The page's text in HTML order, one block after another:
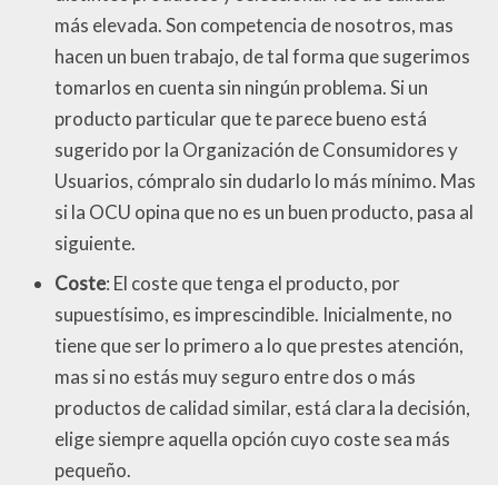
más elevada. Son competencia de nosotros, mas
hacen un buen trabajo, de tal forma que sugerimos
tomarlos en cuenta sin ningún problema. Si un
producto particular que te parece bueno está
sugerido por la Organización de Consumidores y
Usuarios, cómpralo sin dudarlo lo más mínimo. Mas
si la OCU opina que no es un buen producto, pasa al
siguiente.
Coste: El coste que tenga el producto, por
supuestísimo, es imprescindible. Inicialmente, no
tiene que ser lo primero a lo que prestes atención,
mas si no estás muy seguro entre dos o más
productos de calidad similar, está clara la decisión,
elige siempre aquella opción cuyo coste sea más
pequeño.